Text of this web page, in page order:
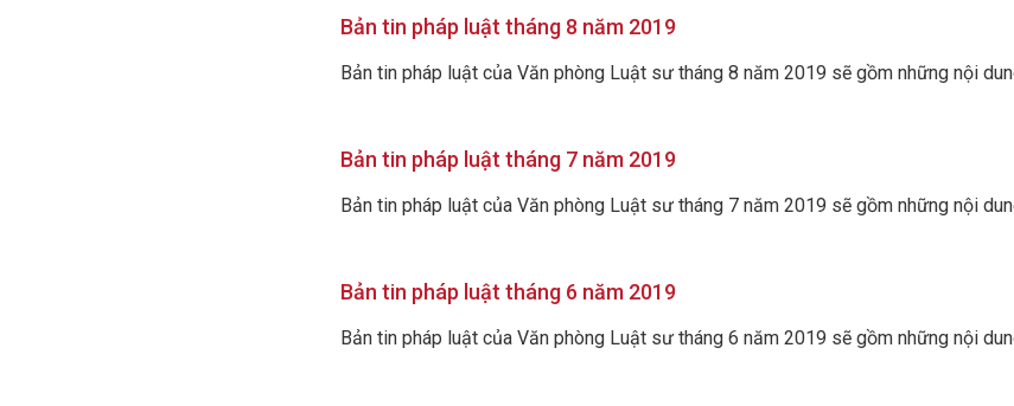
Bản tin pháp luật tháng 8 năm 2019
Bản tin pháp luật của Văn phòng Luật sư tháng 8 năm 2019 sẽ gồm những nội
Bản tin pháp luật tháng 7 năm 2019
Bản tin pháp luật của Văn phòng Luật sư tháng 7 năm 2019 sẽ gồm những nội
Bản tin pháp luật tháng 6 năm 2019
Bản tin pháp luật của Văn phòng Luật sư tháng 6 năm 2019 sẽ gồm những nội